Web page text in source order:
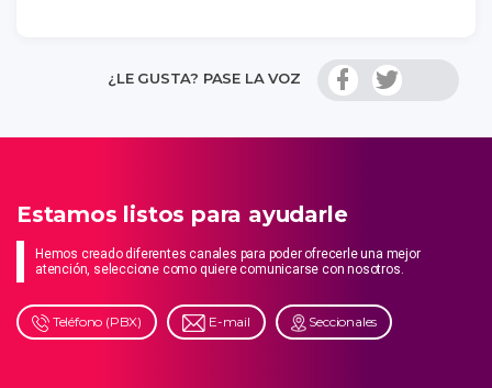
¿LE GUSTA? PASE LA VOZ
Estamos listos para ayudarle
Hemos creado diferentes canales para poder ofrecerle una mejor
atención, seleccione como quiere comunicarse con nosotros.
Teléfono (PBX) E-mail Seccionales